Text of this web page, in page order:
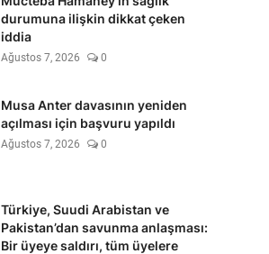
durumuna ilişkin dikkat çeken
iddia
Ağustos 7, 2026 0
Musa Anter davasının yeniden
açılması için başvuru yapıldı
Ağustos 7, 2026 0
Türkiye, Suudi Arabistan ve
Pakistan’dan savunma anlaşması:
Bir üyeye saldırı, tüm üyelere